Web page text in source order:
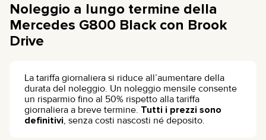
Noleggio a lungo termine della
Mercedes G800 Black con Brook
Drive
La tariffa giornaliera si riduce all’aumentare della
durata del noleggio. Un noleggio mensile consente
un risparmio fino al 50% rispetto alla tariffa
giornaliera a breve termine. Tutti i prezzi sono
definitivi, senza costi nascosti né deposito.